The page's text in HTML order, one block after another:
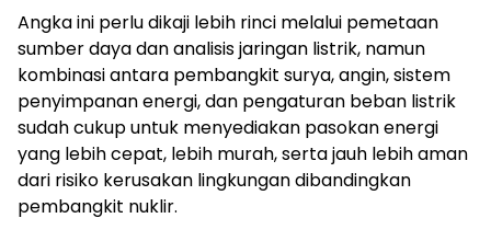
Angka ini perlu dikaji lebih rinci melalui pemetaan
sumber daya dan analisis jaringan listrik, namun
kombinasi antara pembangkit surya, angin, sistem
penyimpanan energi, dan pengaturan beban listrik
sudah cukup untuk menyediakan pasokan energi
yang lebih cepat, lebih murah, serta jauh lebih aman
dari risiko kerusakan lingkungan dibandingkan
pembangkit nuklir.